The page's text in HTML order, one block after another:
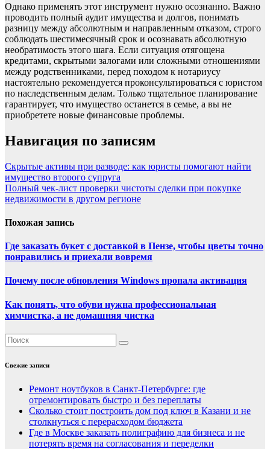
Однако применять этот инструмент нужно осознанно. Важно
проводить полный аудит имущества и долгов, понимать
разницу между абсолютным и направленным отказом, строго
соблюдать шестимесячный срок и осознавать абсолютную
необратимость этого шага. Если ситуация отягощена
кредитами, скрытыми залогами или сложными отношениями
между родственниками, перед походом к нотариусу
настоятельно рекомендуется проконсультироваться с юристом
по наследственным делам. Только тщательное планирование
гарантирует, что имущество останется в семье, а вы не
приобретете новые финансовые проблемы.
Навигация по записям
Скрытые активы при разводе: как юристы помогают найти
имущество второго супруга
Полный чек-лист проверки чистоты сделки при покупке
недвижимости в другом регионе
Похожая запись
Где заказать букет с доставкой в Пензе, чтобы цветы точно
понравились и приехали вовремя
Почему после обновления Windows пропала активация
Как понять, что обуви нужна профессиональная
химчистка, а не домашняя чистка
Свежие записи
Ремонт ноутбуков в Санкт-Петербурге: где
отремонтировать быстро и без переплаты
Сколько стоит построить дом под ключ в Казани и не
столкнуться с перерасходом бюджета
Где в Москве заказать полиграфию для бизнеса и не
потерять время на согласования и переделки